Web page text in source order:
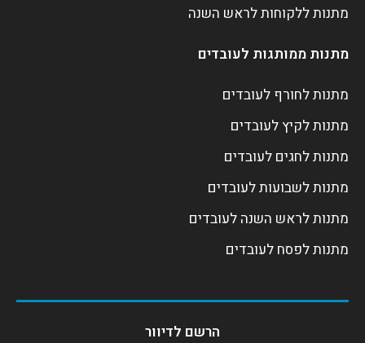
מתנות ללקוחות לראש השנה
מתנות ממותגות לעובדים
מתנות לחורף לעובדים
מתנות לקיץ לעובדים
מתנות לחגים לעובדים
מתנות לשבועות לעובדים
מתנות לראש השנה לעובדים
מתנות לפסח לעובדים
הרשם לדיוור